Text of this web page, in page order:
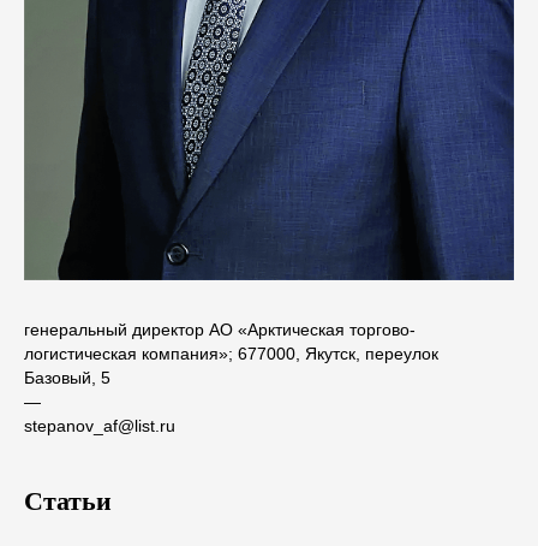
генеральный директор АО «Арктическая торгово-
логистическая компания»; 677000, Якутск, переулок
Базовый, 5
―
stepanov_af@list.ru
Статьи